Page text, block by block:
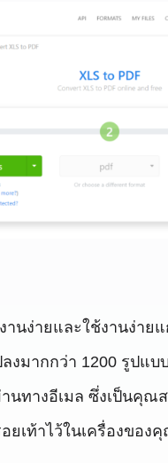
านง่ายและใช้งานง่า
งมากกว่า 1200 รูปแบ
ทางอีเมล ซึ่งเป็นคุณ
ยเท้าไว้ในเครื่องขอ